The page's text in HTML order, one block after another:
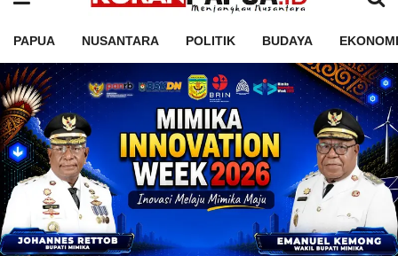
PAPUA NUSANTARA POLITIK BUDAYA EKONOMI